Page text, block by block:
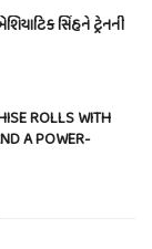
સિંહને ટ્રેનની
ROLLS WITH
A POWER-